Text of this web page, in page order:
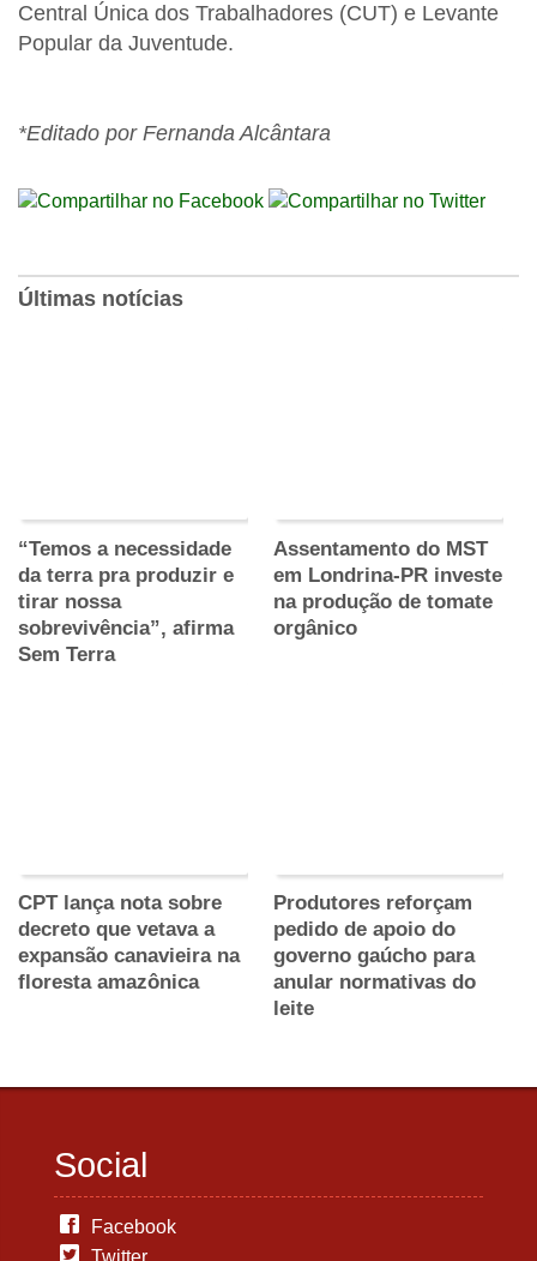
Central Única dos Trabalhadores (CUT) e Levante
Popular da Juventude.
*Editado por Fernanda Alcântara
Últimas notícias
“Temos a necessidade
da terra pra produzir e
tirar nossa
sobrevivência”, afirma
Sem Terra
Assentamento do MST
em Londrina-PR investe
na produção de tomate
orgânico
CPT lança nota sobre
decreto que vetava a
expansão canavieira na
floresta amazônica
Produtores reforçam
pedido de apoio do
governo gaúcho para
anular normativas do
leite
Social
Facebook
Twitter